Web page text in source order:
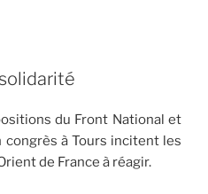
du Front National et
congrès à Tours incitent les
de France à réagir.